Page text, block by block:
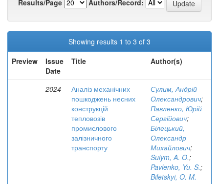
Results/Page
Authors/Record:
Showing results 1 to 3 of 3
Preview
Issue
Date
Title Author(s)
2024
Аналіз механічних
пошкоджень несних
конструкцій
тепловозів
промислового
залізничного
транспорту
Сулим, Андрій
Олександрович;
Павленко, Юрій
Сергійович;
Білецький,
Олександр
Михайлович;
Sulym, A. O.;
Pavlenko, Yu. S.;
Biletskyi, O. M.